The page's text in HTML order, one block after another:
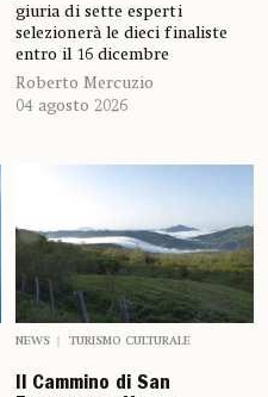
giuria di sette esperti
selezionerà le dieci finaliste
entro il 16 dicembre
Roberto Mercuzio
04 agosto 2026
NEWS TURISMO CULTURALE
Il Cammino di San